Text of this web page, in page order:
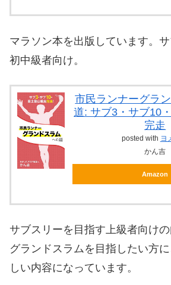
マラソン本を出版しています。
初中級者向け。
市民ランナーグラ
道: サブ3・サブ10
完走
posted with ヨ
かん吉
Amazon
サブスリーを目指す上級者向け
グランドスラムを目指したい方
しい内容になっています。